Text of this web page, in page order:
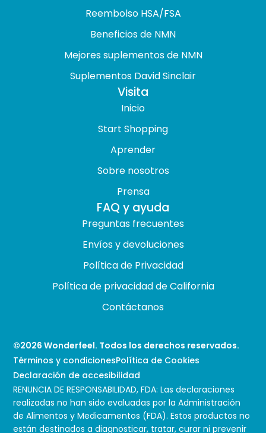
Reembolso HSA/FSA
Beneficios de NMN
Mejores suplementos de NMN
Suplementos David Sinclair
Visita
Inicio
Start Shopping
Aprender
Sobre nosotros
Prensa
FAQ y ayuda
Preguntas frecuentes
Envíos y devoluciones
Política de Privacidad
Política de privacidad de California
Contáctanos
©2026 Wonderfeel. Todos los derechos reservados.
Términos y condicionesPolítica de Cookies
Declaración de accesibilidad
RENUNCIA DE RESPONSABILIDAD, FDA: Las declaraciones
realizadas no han sido evaluadas por la Administración
de Alimentos y Medicamentos (FDA). Estos productos no
están destinados a diagnosticar, tratar, curar ni prevenir